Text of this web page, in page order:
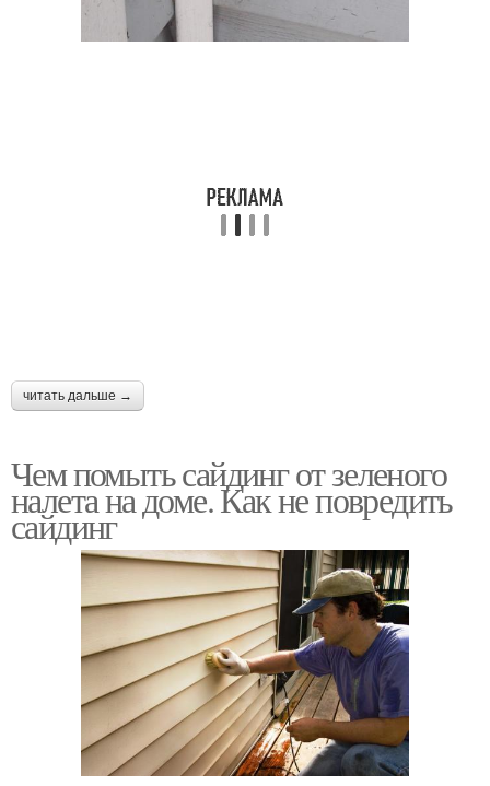
читать дальше →
Чем помыть сайдинг от зеленого
налета на доме. Как не повредить
сайдинг